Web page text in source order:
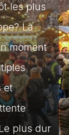
les plus
La
moment
et
plus dur